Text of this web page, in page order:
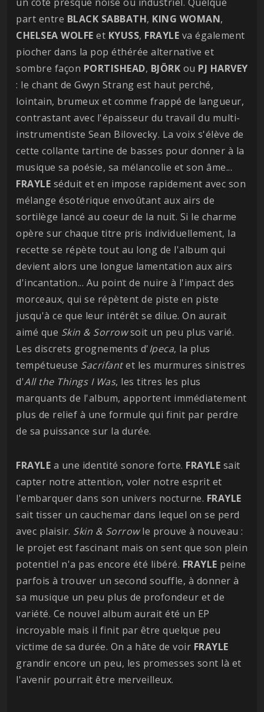
part entre BLACK SABBATH, KING WOMAN,
CHELSEA WOLFE et KYUSS, FRAYLE va également
piocher dans la pop éthérée alternative et
sombre façon PORTISHEAD, BJÖRK ou PJ HARVEY
: le chant de Gwyn Strang est haut perché,
lointain, brumeux et comme frappé de langueur,
contrastant avec l'épaisseur du travail du multi-
instrumentiste Sean Bilovecky. La voix s'élève de
cette collante tartine de basses pour donner à la
musique sa poésie, sa mélancolie et son âme...
FRAYLE séduit et en impose rapidement avec son
mélange ésotérique envoûtant aux airs de
sortilège lancé au coeur de la nuit. Si le charme
opère sur chaque titre pris individuellement, la
recette se répète tout au long de l'album qui
devient alors une longue lamentation aux airs
d'incantation... Au point de nuire à l'impact des
morceaux, qui se répètent de piste en piste
jusqu'à ce que leur intérêt se dilue. On aurait
aimé que Skin & Sorrowsoit un peu plus varié.
Les discrets grognements d'Ipeca, la plus
tempétueuse Sacrifantet les murmures sinistres
d'All the Things I Was, les titres les plus
marquants de l'album, apportent immédiatement
plus de relief à une formule qui finit par perdre
de sa puissance sur la durée.
FRAYLE a une identité sonore forte. FRAYLE sait
capter notre attention, voler notre esprit et
l'embarquer dans son univers nocturne. FRAYLE
sait tisser un cauchemar dans lequel on se perd
avec plaisir. Skin & Sorrowle prouve à nouveau :
le projet est fascinant mais on sent que son plein
potentiel n'a pas encore été libéré. FRAYLE peine
parfois à trouver un second souffle, à donner à
sa musique un peu plus de profondeur et de
variété. Ce nouvel album aurait été un EP
incroyable mais il finit par être quelque peu
victime de sa durée. On a hâte de voir FRAYLE
grandir encore un peu, les promesses sont là et
l'avenir pourrait être merveilleux.